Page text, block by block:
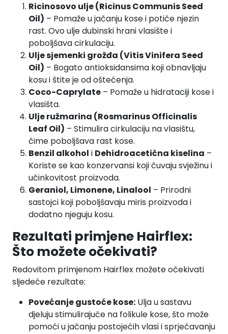
Ricinosovo ulje (Ricinus Communis Seed
Oil) – Pomaže u jačanju kose i potiče njezin
rast. Ovo ulje dubinski hrani vlasište i
poboljšava cirkulaciju.
Ulje sjemenki grožđa (Vitis Vinifera Seed
Oil) – Bogato antioksidansima koji obnavljaju
kosu i štite je od oštećenja.
Coco-Caprylate – Pomaže u hidrataciji kose i
vlasišta.
Ulje ružmarina (Rosmarinus Officinalis
Leaf Oil) – Stimulira cirkulaciju na vlasištu,
čime poboljšava rast kose.
Benzil alkohol i Dehidroacetična kiselina –
Koriste se kao konzervansi koji čuvaju svježinu i
učinkovitost proizvoda.
Geraniol, Limonene, Linalool – Prirodni
sastojci koji poboljšavaju miris proizvoda i
dodatno njeguju kosu.
Rezultati primjene Hairflex:
Što možete očekivati?
Redovitom primjenom Hairflex možete očekivati
sljedeće rezultate:
Povećanje gustoće kose: Ulja u sastavu
djeluju stimulirajuće na folikule kose, što može
pomoći u jačanju postojećih vlasi i sprječavanju